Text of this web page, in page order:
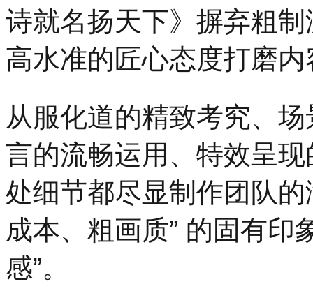
诗就名扬天下》摒弃粗
高水准的匠心态度打磨
从服化道的精致考究、
言的流畅运用、特效呈
处细节都尽显制作团队
成本、粗画质” 的固有印
感”。